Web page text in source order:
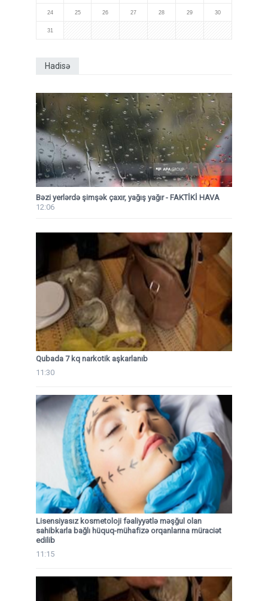
24 25 26 27 28 29 30
31
Hadisə
Bəzi yerlərdə şimşək çaxır, yağış yağır - FAKTİKİ HAVA
12:06
Qubada 7 kq narkotik aşkarlanıb
11:30
Lisensiyasız kosmetoloji fəaliyyətlə məşğul olan
sahibkarla bağlı hüquq-mühafizə orqanlarına müraciət
edilib
11:15